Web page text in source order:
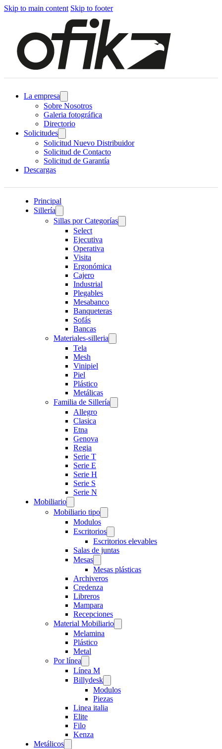
Skip to main content Skip to footer
La empresa
Sobre Nosotros
Galeria fotográfica
Directorio
Solicitudes
Solicitud Nuevo Distribuidor
Solicitud de Contacto
Solicitud de Garantía
Descargas
Principal
Sillería
Sillas por Categorías
Select
Ejecutiva
Operativa
Visita
Ergonómica
Cajero
Industrial
Plegables
Mesabanco
Banqueteras
Sofás
Bancas
Materiales-silleria
Tela
Mesh
Vinipiel
Piel
Plástico
Metálicas
Familia de Sillería
Allegro
Clasica
Etna
Genova
Regia
Serie T
Serie E
Serie H
Serie S
Serie N
Mobiliario
Mobiliario tipo
Modulos
Escritorios
Escritorios elevables
Salas de juntas
Mesas
Mesas plásticas
Archiveros
Credenza
Libreros
Mampara
Recepciones
Material Mobiliario
Melamina
Plástico
Metal
Por línea
Línea M
Billydesk
Modulos
Piezas
Linea italia
Elite
Filo
Kenza
Metálicos